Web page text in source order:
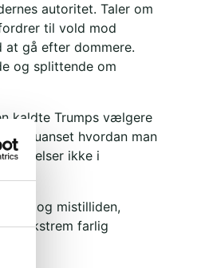
autoritet. Taler om
til vold mod
at gå efter dommere.
og splittende om
kaldte Trumps vælgere
Men uanset hvordan man
udtalelser ikke i
og mistilliden,
en ekstrem farlig